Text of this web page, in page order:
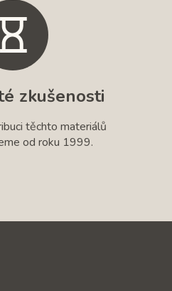
zkušenosti
těchto materiálů
od roku 1999.